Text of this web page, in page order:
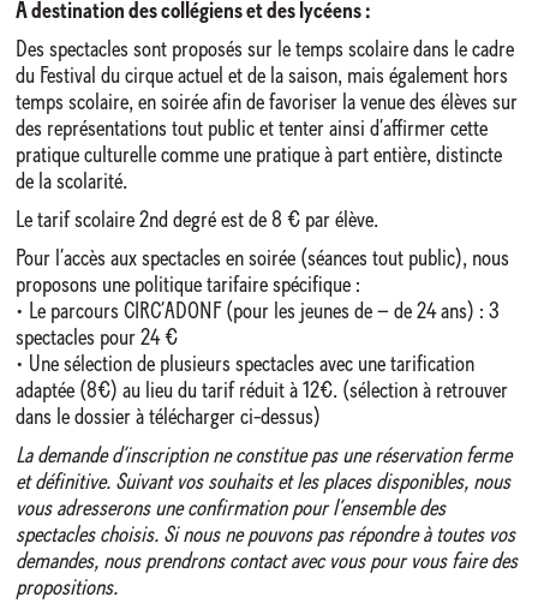
A destination des collégiens et des lycéens :
Des spectacles sont proposés sur le temps scolaire dans le cadre
du Festival du cirque actuel et de la saison, mais également hors
temps scolaire, en soirée afin de favoriser la venue des élèves sur
des représentations tout public et tenter ainsi d’affirmer cette
pratique culturelle comme une pratique à part entière, distincte
de la scolarité.
Le tarif scolaire 2nd degré est de 8 € par élève.
Pour l’accès aux spectacles en soirée (séances tout public), nous
proposons une politique tarifaire spécifique :
• Le parcours CIRC’ADONF (pour les jeunes de – de 24 ans) : 3
spectacles pour 24 €
• Une sélection de plusieurs spectacles avec une tarification
adaptée (8€) au lieu du tarif réduit à 12€. (sélection à retrouver
dans le dossier à télécharger ci-dessus)
La demande d’inscription ne constitue pas une réservation ferme
et définitive. Suivant vos souhaits et les places disponibles, nous
vous adresserons une confirmation pour l’ensemble des
spectacles choisis. Si nous ne pouvons pas répondre à toutes vos
demandes, nous prendrons contact avec vous pour vous faire des
propositions.